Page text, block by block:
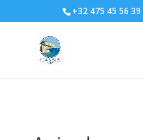
+32 475 45 56 39